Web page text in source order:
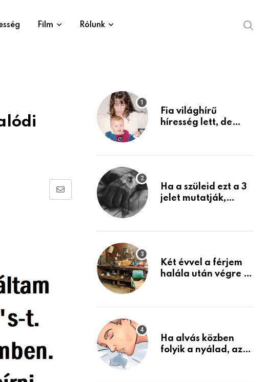
Film Rólunk
Share
Fia világhírű
híresség lett, de
mint azt el tudnád
Ha a szüleid ezt a 3
jelet mutatják,
Készülj fel arra, ami
Két évvel a férjem
halála után végre át
holmiját – amit
életemet
Ha alvás közben
folyik a nyálad, az